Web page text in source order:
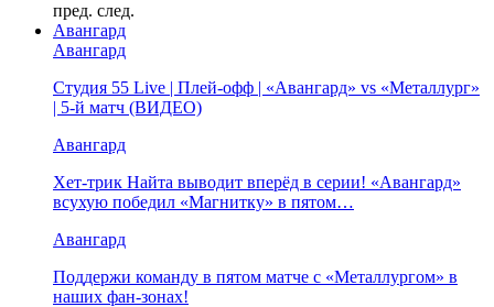
пред. след.
Авангард
Авангард
Студия 55 Live | Плей-офф | «Авангард» vs «Металлург»
| 5-й матч (ВИДЕО)
Авангард
Хет-трик Найта выводит вперёд в серии! «Авангард»
всухую победил «Магнитку» в пятом…
Авангард
Поддержи команду в пятом матче с «Металлургом» в
наших фан-зонах!